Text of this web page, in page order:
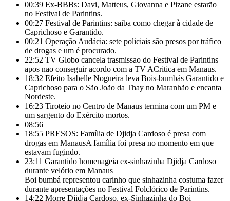
00:39 Ex-BBBs: Davi, Matteus, Giovanna e Pizane estarão
no Festival de Parintins.
00:27 Festival de Parintins: saiba como chegar à cidade de
Caprichoso e Garantido.
00:21 Operação Audácia: sete policiais são presos por tráfico
de drogas e um é procurado.
22:52 TV Globo cancela trasmissao do Festival de Parintins
apos nao conseguir acordo com a TV ACritica em Manaus.
18:32 Efeito Isabelle Nogueira leva Bois-bumbás Garantido e
Caprichoso para o São João da Thay no Maranhão e encanta
Nordeste.
16:23 Tiroteio no Centro de Manaus termina com um PM e
um sargento do Exército mortos.
08:56
18:55 PRESOS: Família de Djidja Cardoso é presa com
drogas em ManausA família foi presa no momento em que
estavam fugindo.
23:11 Garantido homenageia ex-sinhazinha Djidja Cardoso
durante velório em Manaus
Boi bumbá representou carinho que sinhazinha costuma fazer
durante apresentações no Festival Folclórico de Parintins.
14:22 Morre Djidja Cardoso, ex-Sinhazinha do Boi